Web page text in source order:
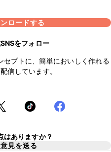
ロードする
をフォロー
セプトに、簡単においしく作れる
信しています。
はありますか？
見を送る